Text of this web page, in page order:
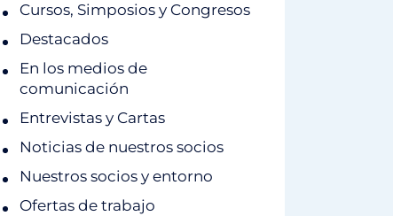
Cursos, Simposios y Congresos
Destacados
En los medios de
comunicación
Entrevistas y Cartas
Noticias de nuestros socios
Nuestros socios y entorno
Ofertas de trabajo